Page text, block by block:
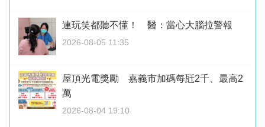
連玩笑都聽不懂！ 醫：當心大腦拉警報
2026-08-05 11:35
屋頂光電獎勵 嘉義市加碼每瓩2千、最高2
萬
2026-08-04 19:10